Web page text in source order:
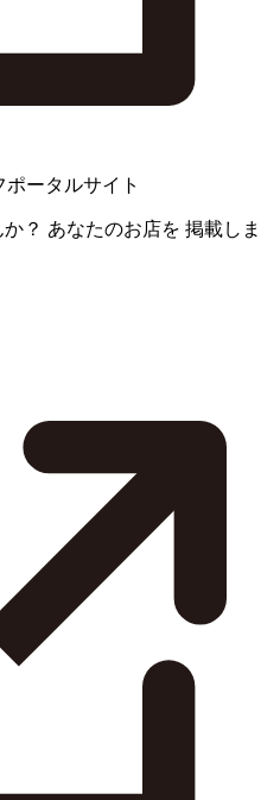
ータルサイト
？ あなたのお店を 掲載しま